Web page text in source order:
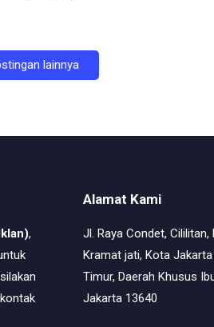
lainnya
,
Alamat Kami
Jl. Raya Condet, Cililitan,
Kramat jati, Kota Jakarta
Timur, Daerah Khusus
Jakarta 13640